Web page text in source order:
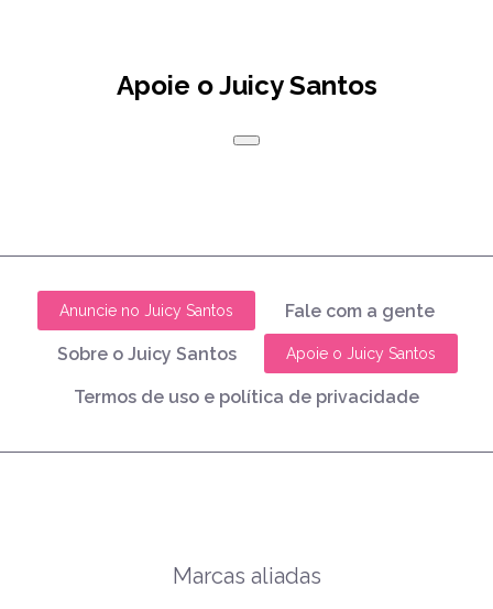
Apoie o Juicy Santos
Anuncie no Juicy Santos Fale com a gente
Sobre o Juicy Santos Apoie o Juicy Santos
Termos de uso e política de privacidade
Marcas aliadas